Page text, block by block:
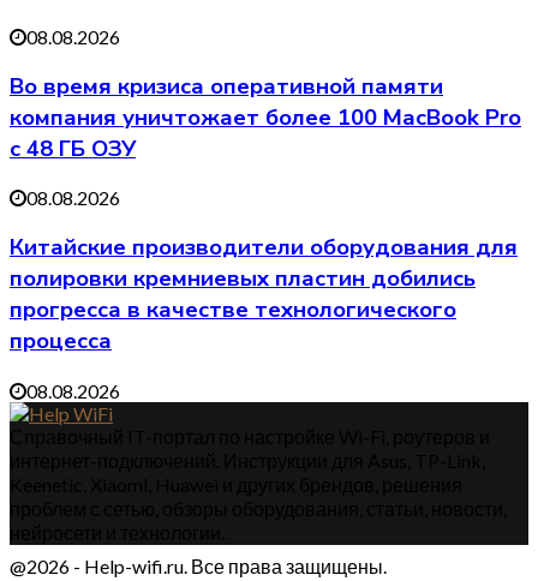
08.08.2026
Во время кризиса оперативной памяти
компания уничтожает более 100 MacBook Pro
с 48 ГБ ОЗУ
08.08.2026
Китайские производители оборудования для
полировки кремниевых пластин добились
прогресса в качестве технологического
процесса
08.08.2026
@2026 - Help-wifi.ru. Все права защищены.